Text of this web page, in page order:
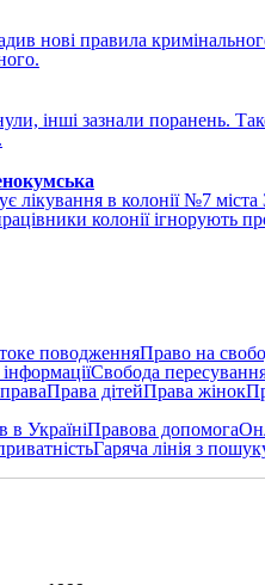
нові правила
інші зазнали поранень.
лікування в колонії №7
колонії ігнорують
поводженняПраво на
Свобода
Права дітейПрава жінок
в УкраїніПравова допомога
Гаряча лінія з